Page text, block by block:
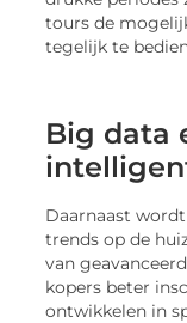
tours de
tegelijk te
Big data
Daarnaast
trends op de
van
kopers beter
ontwikkelen in